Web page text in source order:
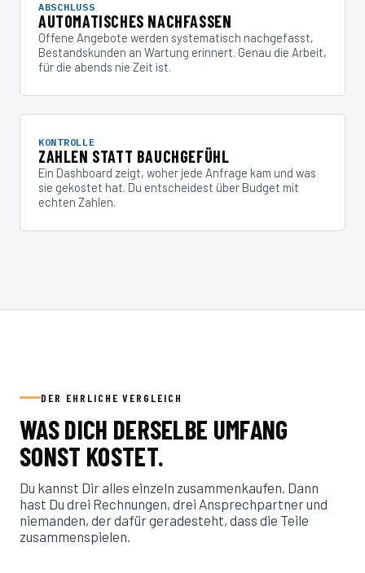
ABSCHLUSS
AUTOMATISCHES NACHFASSEN
Offene Angebote werden systematisch nachgefasst,
Bestandskunden an Wartung erinnert. Genau die Arbeit,
für die abends nie Zeit ist.
KONTROLLE
ZAHLEN STATT BAUCHGEFÜHL
Ein Dashboard zeigt, woher jede Anfrage kam und was
sie gekostet hat. Du entscheidest über Budget mit
echten Zahlen.
DER EHRLICHE VERGLEICH
WAS DICH DERSELBE UMFANG
SONST KOSTET.
Du kannst Dir alles einzeln zusammenkaufen. Dann
hast Du drei Rechnungen, drei Ansprechpartner und
niemanden, der dafür geradesteht, dass die Teile
zusammenspielen.